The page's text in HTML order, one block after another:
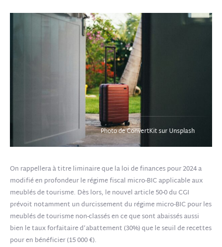
Photo de ConvertKit sur Unsplash
On rappellera à titre liminaire que la loi de finances pour 2024 a
modifié en profondeur le régime fiscal micro-BIC applicable aux
meublés de tourisme. Dès lors, le nouvel article 50-0 du CGI
prévoit notamment un durcissement du régime micro-BIC pour les
meublés de tourisme non-classés en ce que sont abaissés aussi
bien le taux forfaitaire d’abattement (30%) que le seuil de recettes
pour en bénéficier (15 000 €).